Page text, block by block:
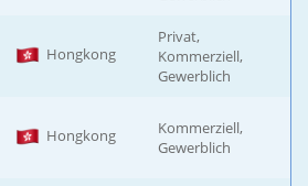
Hongkong
Privat,
Kommerziell,
Gewerblich
Hongkong
Kommerziell,
Gewerblich